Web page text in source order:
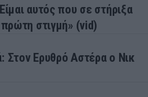
αυτός που σε στήριξα
στιγμή» (vid)
Ερυθρό Αστέρα ο Νικ